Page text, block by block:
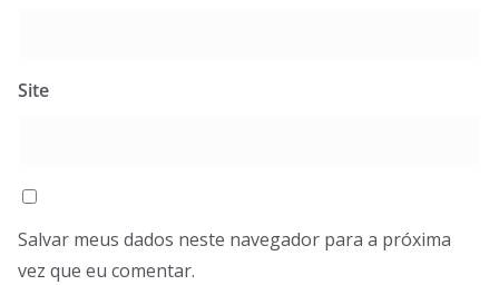
Site
Salvar meus dados neste navegador para a próxima
vez que eu comentar.